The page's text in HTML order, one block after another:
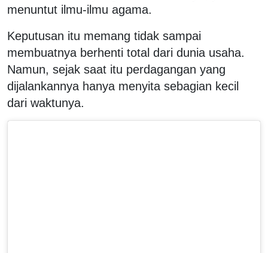
menuntut ilmu-ilmu agama.
Keputusan itu memang tidak sampai
membuatnya berhenti total dari dunia usaha.
Namun, sejak saat itu perdagangan yang
dijalankannya hanya menyita sebagian kecil
dari waktunya.